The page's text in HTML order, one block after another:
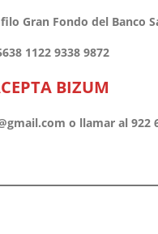
Gran Fondo del Banco
1122 9338 9872
BIZUM
o llamar al 922